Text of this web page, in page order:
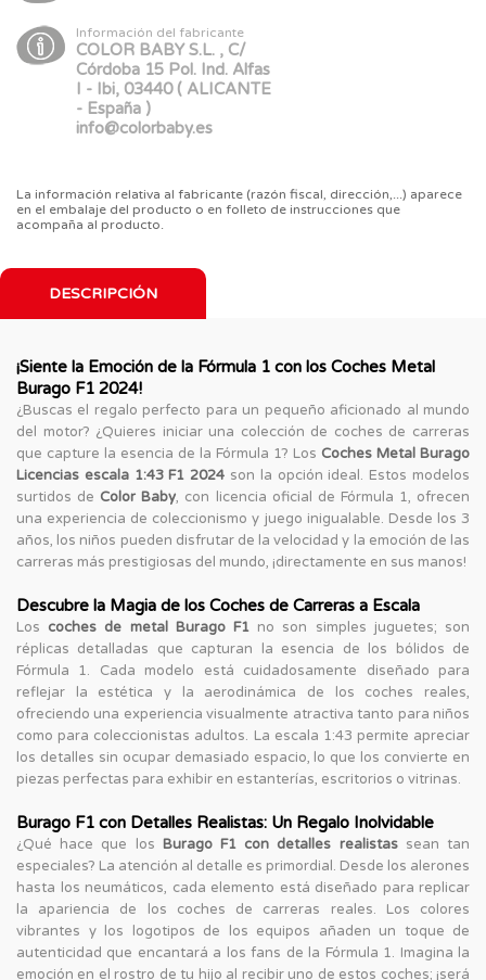
Información del fabricante
COLOR BABY S.L. , C/
Córdoba 15 Pol. Ind. Alfas
I - Ibi, 03440 ( ALICANTE
- España )
info@colorbaby.es
La información relativa al fabricante (razón fiscal, dirección,...) aparece
en el embalaje del producto o en folleto de instrucciones que
acompaña al producto.
DESCRIPCIÓN
¡Siente la Emoción de la Fórmula 1 con los Coches Metal
Burago F1 2024!
¿Buscas el regalo perfecto para un pequeño aficionado al mundo
del motor? ¿Quieres iniciar una colección de coches de carreras
que capture la esencia de la Fórmula 1? Los Coches Metal Burago
Licencias escala 1:43 F1 2024 son la opción ideal. Estos modelos
surtidos de Color Baby, con licencia oficial de Fórmula 1, ofrecen
una experiencia de coleccionismo y juego inigualable. Desde los 3
años, los niños pueden disfrutar de la velocidad y la emoción de las
carreras más prestigiosas del mundo, ¡directamente en sus manos!
Descubre la Magia de los Coches de Carreras a Escala
Los coches de metal Burago F1 no son simples juguetes; son
réplicas detalladas que capturan la esencia de los bólidos de
Fórmula 1. Cada modelo está cuidadosamente diseñado para
reflejar la estética y la aerodinámica de los coches reales,
ofreciendo una experiencia visualmente atractiva tanto para niños
como para coleccionistas adultos. La escala 1:43 permite apreciar
los detalles sin ocupar demasiado espacio, lo que los convierte en
piezas perfectas para exhibir en estanterías, escritorios o vitrinas.
Burago F1 con Detalles Realistas: Un Regalo Inolvidable
¿Qué hace que los Burago F1 con detalles realistassean tan
especiales? La atención al detalle es primordial. Desde los alerones
hasta los neumáticos, cada elemento está diseñado para replicar
la apariencia de los coches de carreras reales. Los colores
vibrantes y los logotipos de los equipos añaden un toque de
autenticidad que encantará a los fans de la Fórmula 1. Imagina la
emoción en el rostro de tu hijo al recibir uno de estos coches; ¡será